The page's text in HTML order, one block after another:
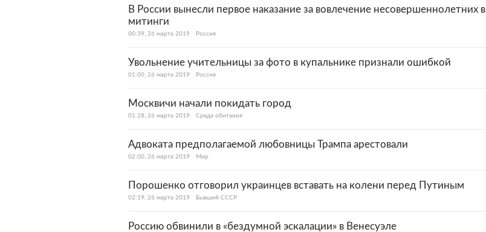
В России вынесли первое наказание за вовлечение несовершеннолетних в
митинги
00:39, 26 марта 2019 Россия
Увольнение учительницы за фото в купальнике признали ошибкой
01:00, 26 марта 2019 Россия
Москвичи начали покидать город
01:28, 26 марта 2019 Среда обитания
Адвоката предполагаемой любовницы Трампа арестовали
02:00, 26 марта 2019 Мир
Порошенко отговорил украинцев вставать на колени перед Путиным
02:19, 26 марта 2019 Бывший СССР
Россию обвинили в «бездумной эскалации» в Венесуэле